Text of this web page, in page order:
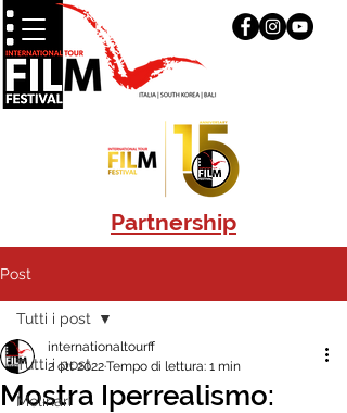
Partnership
Post
Tutti i post
Molinari
Tutti i post
Mostra Iperrealismo:
internationaltourff
2 ott 2022Tempo di lettura: 1 min